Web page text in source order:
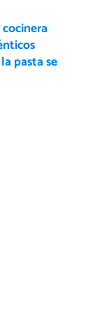
pasta se